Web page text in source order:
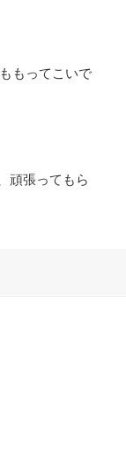
もってこいで
頑張ってもら